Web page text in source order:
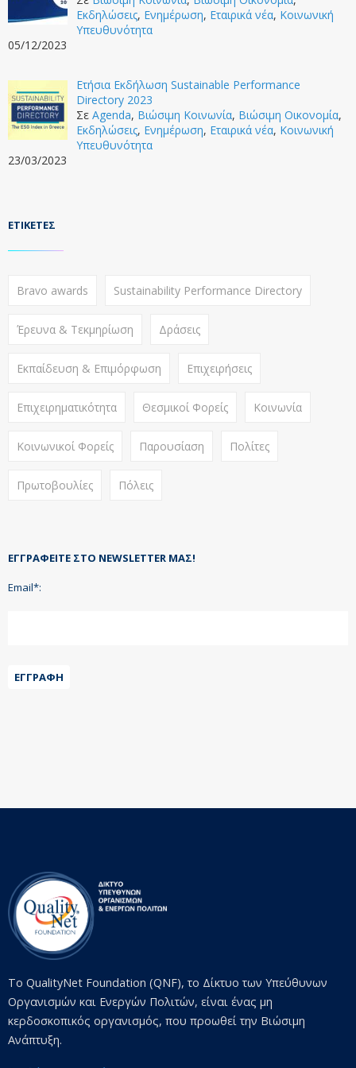
Εκδηλώσεις, Ενημέρωση, Εταιρικά νέα, Κοινωνική
Υπευθυνότητα
05/12/2023
Ετήσια Εκδήλωση Sustainable Performance
Directory 2023
Σε Agenda, Βιώσιμη Κοινωνία, Βιώσιμη Οικονομία,
Εκδηλώσεις, Ενημέρωση, Εταιρικά νέα, Κοινωνική
Υπευθυνότητα
23/03/2023
ΕΤΙΚΈΤΕΣ
Bravo awards Sustainability Performance Directory
Έρευνα & Τεκμηρίωση Δράσεις
Εκπαίδευση & Επιμόρφωση Επιχειρήσεις
Επιχειρηματικότητα Θεσμικοί Φορείς Κοινωνία
Κοινωνικοί Φορείς Παρουσίαση Πολίτες
Πρωτοβουλίες Πόλεις
ΕΓΓΡΑΦΕΊΤΕ ΣΤΟ NEWSLETTER ΜΑΣ!
Email*:
ΕΓΓΡΑΦΉ
Το QualityNet Foundation (QNF), το Δίκτυο των Υπεύθυνων
Οργανισμών και Ενεργών Πολιτών, είναι ένας μη
κερδοσκοπικός οργανισμός, που προωθεί την Βιώσιμη
Ανάπτυξη.